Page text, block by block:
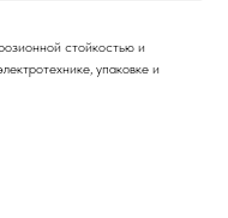
стойкостью и
упаковке и